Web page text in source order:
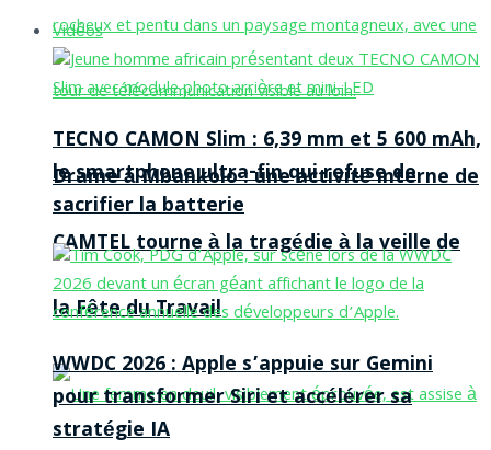
Drame à Mbankolo : une activité interne de
CAMTEL tourne à la tragédie à la veille de
la Fête du Travail
Vidéos
TECNO CAMON Slim : 6,39 mm et 5 600 mAh,
le smartphone ultra-fin qui refuse de
sacrifier la batterie
WWDC 2026 : Apple s’appuie sur Gemini
pour transformer Siri et accélérer sa
stratégie IA